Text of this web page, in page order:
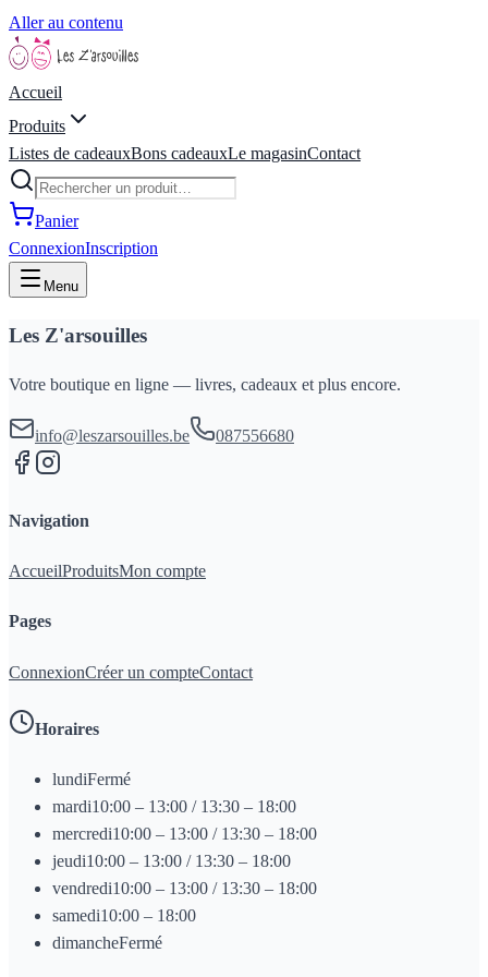
Aller au contenu
Accueil
Produits
Listes de cadeauxBons cadeauxLe magasinContact
Panier
ConnexionInscription
Menu
Les Z'arsouilles
Votre boutique en ligne — livres, cadeaux et plus encore.
info@leszarsouilles.be 087556680
Navigation
AccueilProduitsMon compte
Pages
ConnexionCréer un compteContact
Horaires
lundiFermé
mardi10:00 – 13:00 / 13:30 – 18:00
mercredi10:00 – 13:00 / 13:30 – 18:00
jeudi10:00 – 13:00 / 13:30 – 18:00
vendredi10:00 – 13:00 / 13:30 – 18:00
samedi10:00 – 18:00
dimancheFermé